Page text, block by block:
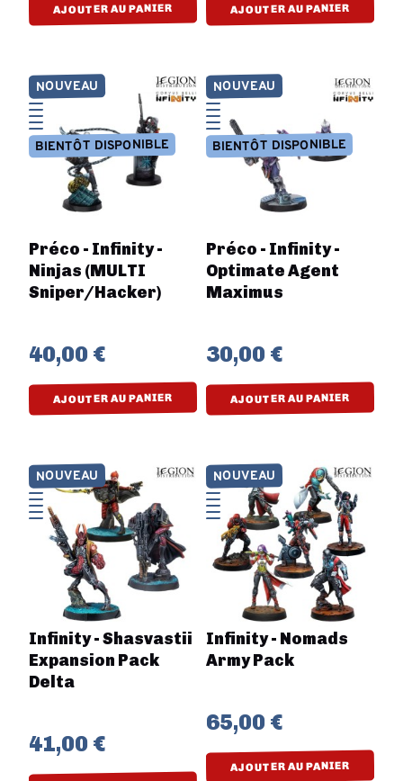
AJOUTER AU PANIER AJOUTER AU PANIER
Préco - Infinity -
Ninjas (MULTI
Sniper/Hacker)
40,00 €
AJOUTER AU PANIER
NOUVEAU
BIENTÔT DISPONIBLE
Préco - Infinity -
Optimate Agent
Maximus
30,00 €
AJOUTER AU PANIER
NOUVEAU
BIENTÔT DISPONIBLE
Infinity - Shasvastii
Expansion Pack
Delta
41,00 €
NOUVEAU
Infinity - Nomads
Army Pack
65,00 €
AJOUTER AU PANIER
NOUVEAU